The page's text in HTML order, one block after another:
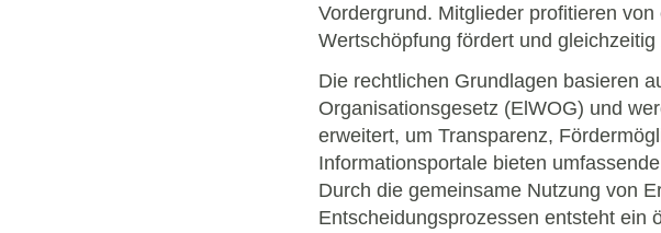
Vordergrund. Mitglieder profitieren
Wertschöpfung fördert und
Die rechtlichen Grundlagen basieren
Organisationsgesetz (ElWOG) und
erweitert, um Transparenz,
Informationsportale bieten
Durch die gemeinsame Nutzung von
Entscheidungsprozessen entsteht ein